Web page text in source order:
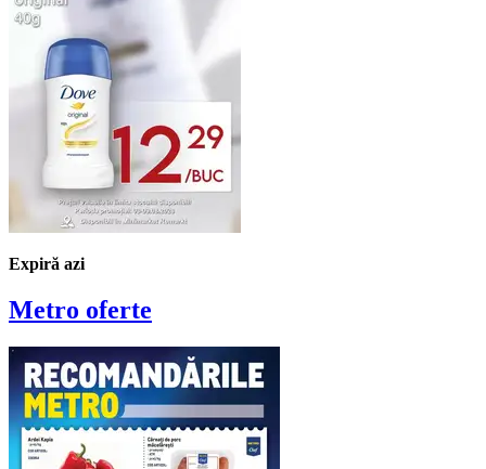
Expiră azi
Metro oferte